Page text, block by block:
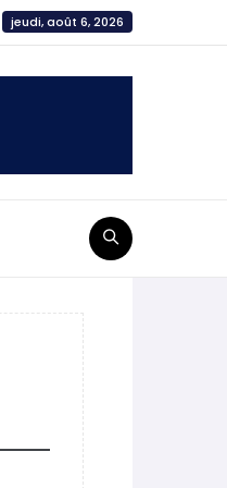
jeudi, août 6, 2026